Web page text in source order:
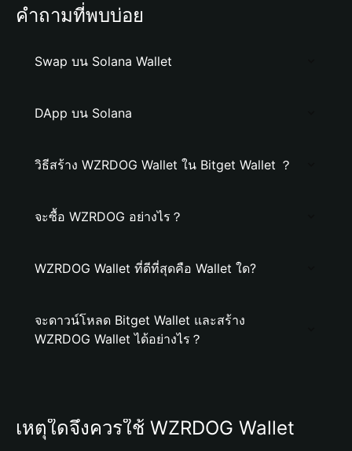
คำถามที่พบบ่อย
Swap บน Solana Wallet
DApp บน Solana
วิธีสร้าง WZRDOG Wallet ใน Bitget Wallet ？
จะซื้อ WZRDOG อย่างไร？
WZRDOG Wallet ที่ดีที่สุดคือ Wallet ใด?
จะดาวน์โหลด Bitget Wallet และสร้าง
WZRDOG Wallet ได้อย่างไร？
เหตุใดจึงควรใช้ WZRDOG Wallet